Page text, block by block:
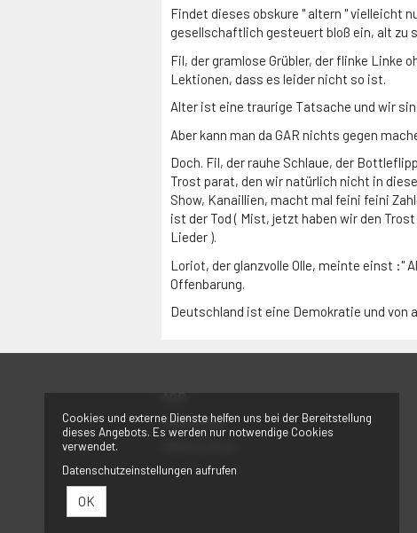
Findet dieses obskure " altern " vielleicht
gesellschaftlich gesteuert bloß ein, alt zu
Fil, der gramlose Grübler, der flinke Linke
Lektionen, dass es leider nicht so ist.
Alter ist eine traurige Tatsache und wir
Aber kann man da GAR nichts gegen
Doch. Fil, der rauhe Schlaue, der
Trost parat, den wir natürlich nicht in
Show, Kanaillien, macht mal feini feini
ist der Tod ( Mist, jetzt haben wir den
Lieder ).
Loriot, der glanzvolle Olle, meinte einst :"
Offenbarung.
Deutschland ist eine Demokratie und von
Impressum
Cookies und externe Dienste helfen uns bei der Bereitstellung
dieses Angebots. Es werden nur notwendige Cookies
verwendet.
Datenschutzeinstellungen aufrufen
OK